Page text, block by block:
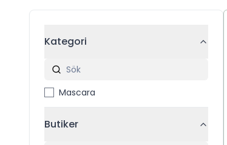
Kategori
Mascara
Butiker